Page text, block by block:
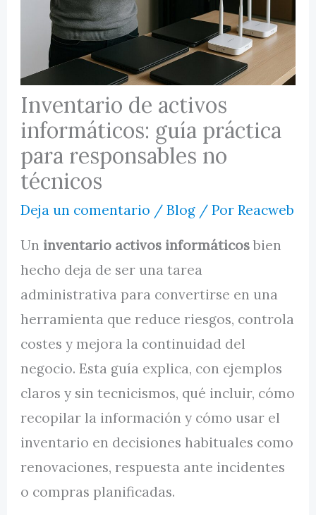
Inventario de activos
informáticos: guía práctica
para responsables no
técnicos
Deja un comentario /Blog / PorReacweb
Un inventario activos informáticosbien
hecho deja de ser una tarea
administrativa para convertirse en una
herramienta que reduce riesgos, controla
costes y mejora la continuidad del
negocio. Esta guía explica, con ejemplos
claros y sin tecnicismos, qué incluir, cómo
recopilar la información y cómo usar el
inventario en decisiones habituales como
renovaciones, respuesta ante incidentes
o compras planificadas.
MI CUENTA